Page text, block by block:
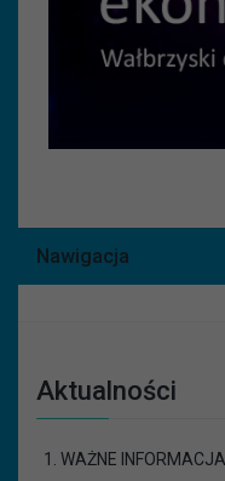
Nawigacja
Aktualności
WAŻNE